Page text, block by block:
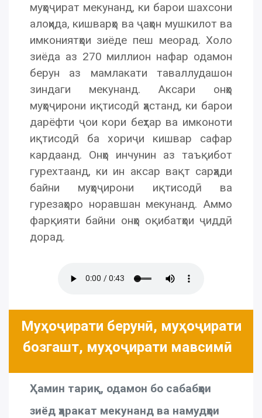
муҳоҷират мекунанд, ки барои шахсони
алоҳида, кишварҳо ва ҷаҳон мушкилот ва
имкониятҳои зиёде пеш меорад. Холо
зиёда аз 270 миллион нафар одамон
берун аз мамлакати таваллудашон
зиндаги мекунанд. Аксари онҳо
муҳоҷирони иқтисодӣ ҳастанд, ки барои
дарёфти ҷои кори беҳтар ва имконоти
иқтисодӣ ба хориҷи кишвар сафар
кардаанд. Онҳо инчунин аз таъқибот
гурехтаанд, ки ин аксар вақт сарҳади
байни муҳоҷирони иқтисодӣ ва
гурезаҳоро норавшан мекунанд. Аммо
фарқияти байни онҳо оқибатҳои ҷиддӣ
дорад.
Муҳоҷирати берунӣ, муҳоҷирати
бозгашт, муҳоҷирати мавсимӣ
Ҳамин тариқ, одамон бо сабабҳои
зиёд ҳаракат мекунанд ва намудҳои